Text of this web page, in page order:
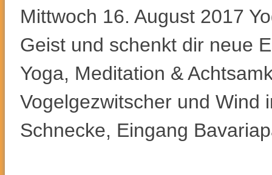
Mittwoch 16. August 2017
Geist und schenkt dir neue
Yoga, Meditation &
Vogelgezwitscher und Wind
Schnecke, Eingang